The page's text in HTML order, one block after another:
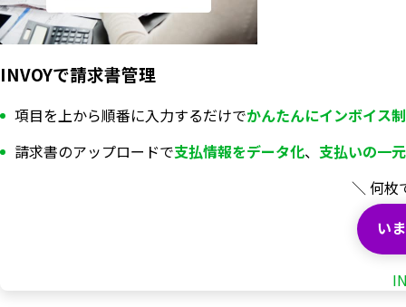
INVOYで請求書管理
項目を上から順番に入力するだけでかんたんにインボイス
請求書のアップロードで支払情報をデータ化、 支払いの一
＼ 何枚
い